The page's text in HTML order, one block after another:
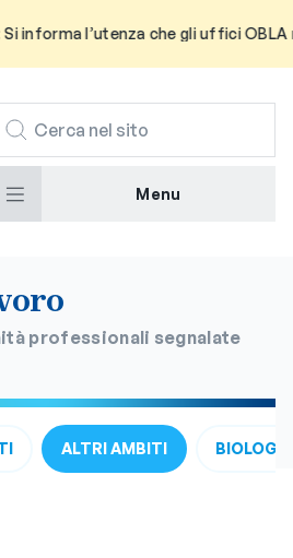
Si informa l’utenza che gli uffici
Menu
professionali segnalate
ALTRI AMBITI